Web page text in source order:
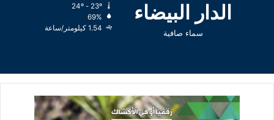
الدار البيضاء
سماء صافية
69%
1.54 كيلومتر/ساعة